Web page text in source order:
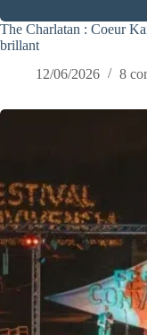
The Charlatan : Coeur
brillant
12/06/2026
8